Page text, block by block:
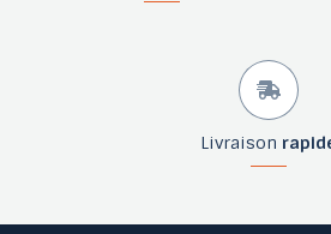
Livraison